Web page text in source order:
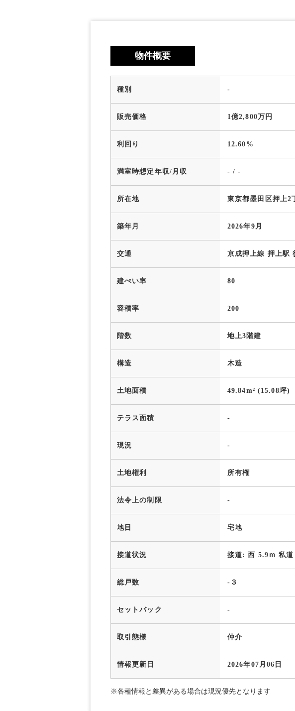
物件概要
種別 -
販売価格 1億2,800万円
利回り 12.60%
満室時想定年収/月収 - / -
所在地 東京都墨田区押上2
築年月 2026年9月
交通 京成押上線 押上駅
建ぺい率 80
容積率 200
階数 地上3階建
構造 木造
土地面積 49.84m² (15.08坪)
テラス面積 -
現況 -
土地権利 所有権
法令上の制限 -
地目 宅地
接道状況 接道: 西 5.9ｍ 私
総戸数 -３
セットバック -
取引態様 仲介
情報更新日 2026年07月06日
※各種情報と差異がある場合は現況優先となります